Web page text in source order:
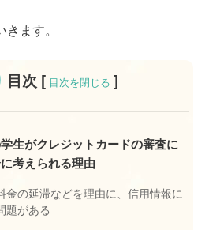
ます。
目次 [ 目次を閉じる ]
生がクレジットカードの審査に
考えられる理由
金の延滞などを理由に、信用情報に
題がある